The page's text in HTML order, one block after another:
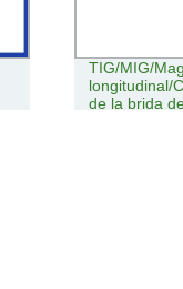
TIG/MIG/
longitudinal/
de la brida